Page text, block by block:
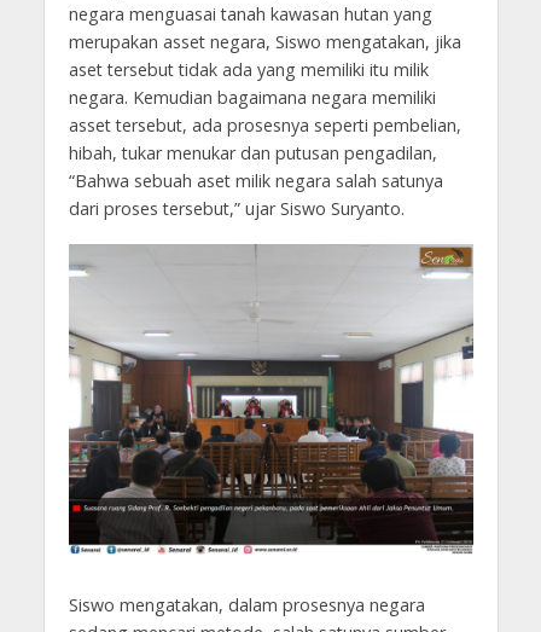
negara menguasai tanah kawasan hutan yang
merupakan asset negara, Siswo mengatakan, jika
aset tersebut tidak ada yang memiliki itu milik
negara. Kemudian bagaimana negara memiliki
asset tersebut, ada prosesnya seperti pembelian,
hibah, tukar menukar dan putusan pengadilan,
“Bahwa sebuah aset milik negara salah satunya
dari proses tersebut,” ujar Siswo Suryanto.
Siswo mengatakan, dalam prosesnya negara